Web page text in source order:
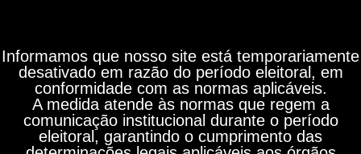
Informamos que nosso site está temporariamente
desativado em razão do período eleitoral, em
conformidade com as normas aplicáveis.
A medida atende às normas que regem a
comunicação institucional durante o período
eleitoral, garantindo o cumprimento das